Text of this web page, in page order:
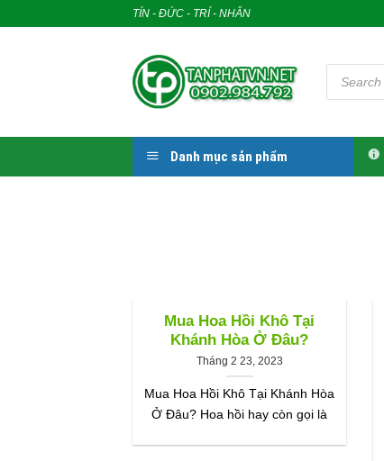
TÍN - ĐỨC - TRÍ - NHÂN
Tìm
kiếm
phẩm
Danh mục sản phẩm
Mua Hoa Hồi Khô Tại
Khánh Hòa Ở Đâu?
Tháng 2 23, 2023
Mua Hoa Hồi Khô Tại Khánh Hòa
Ở Đâu? Hoa hồi hay còn gọi là